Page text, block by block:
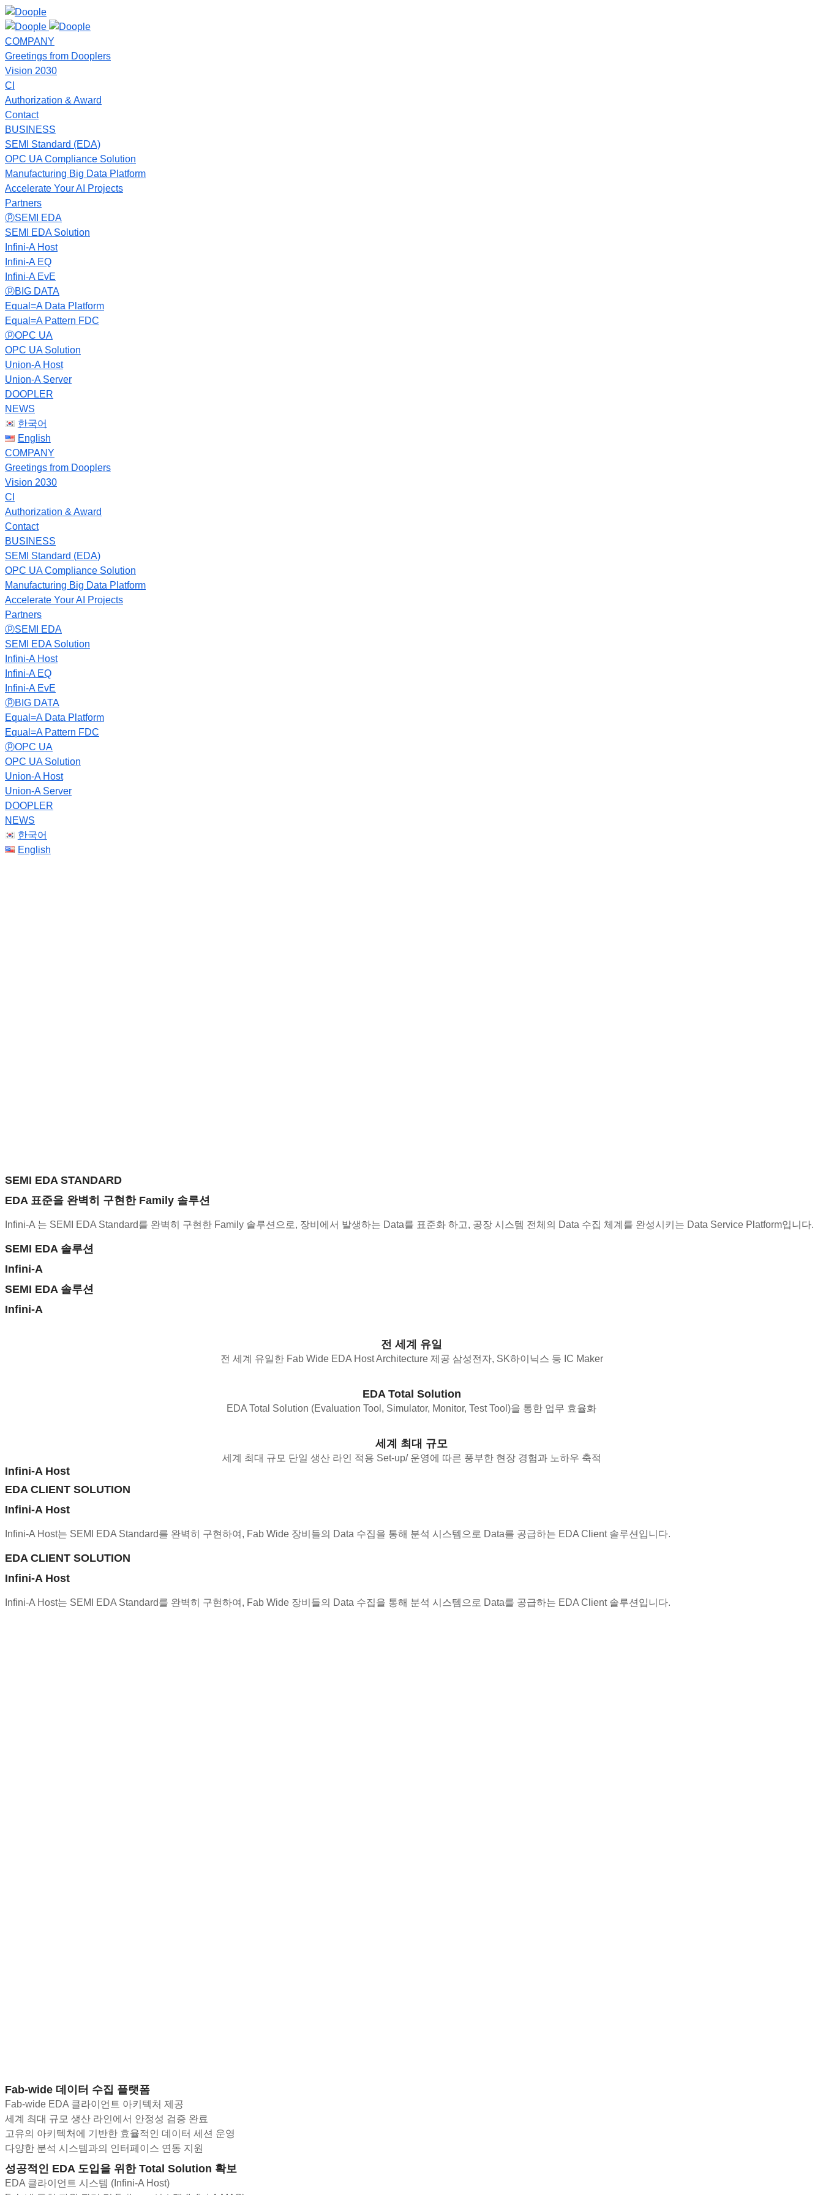
COMPANY
Greetings from Dooplers
Vision 2030
CI
Authorization & Award
Contact
BUSINESS
SEMI Standard (EDA)
OPC UA Compliance Solution
Manufacturing Big Data Platform
Accelerate Your AI Projects
Partners
ⓟSEMI EDA
SEMI EDA Solution
Infini-A Host
Infini-A EQ
Infini-A EvE
ⓟBIG DATA
Equal=A Data Platform
Equal=A Pattern FDC
ⓟOPC UA
OPC UA Solution
Union-A Host
Union-A Server
DOOPLER
NEWS
한국어
English
COMPANY
Greetings from Dooplers
Vision 2030
CI
Authorization & Award
Contact
BUSINESS
SEMI Standard (EDA)
OPC UA Compliance Solution
Manufacturing Big Data Platform
Accelerate Your AI Projects
Partners
ⓟSEMI EDA
SEMI EDA Solution
Infini-A Host
Infini-A EQ
Infini-A EvE
ⓟBIG DATA
Equal=A Data Platform
Equal=A Pattern FDC
ⓟOPC UA
OPC UA Solution
Union-A Host
Union-A Server
DOOPLER
NEWS
한국어
English
SEMI EDA STANDARD
EDA 표준을 완벽히 구현한 Family 솔루션
Infini-A 는 SEMI EDA Standard를 완벽히 구현한 Family 솔루션으로, 장비에서 발생하는 Data를 표준화 하고, 공장 시스템 전체의 Data 수집 체계를 완성시키는 Data Service Platform입니다.
SEMI EDA 솔루션
Infini-A
SEMI EDA 솔루션
Infini-A
전 세계 유일
전 세계 유일한 Fab Wide EDA Host Architecture 제공 삼성전자, SK하이닉스 등 IC Maker
EDA Total Solution
EDA Total Solution (Evaluation Tool, Simulator, Monitor, Test Tool)을 통한 업무 효율화
세계 최대 규모
세계 최대 규모 단일 생산 라인 적용 Set-up/ 운영에 따른 풍부한 현장 경험과 노하우 축적
Infini-A Host
EDA CLIENT SOLUTION
Infini-A Host
Infini-A Host는 SEMI EDA Standard를 완벽히 구현하여, Fab Wide 장비들의 Data 수집을 통해 분석 시스템으로 Data를 공급하는 EDA Client 솔루션입니다.
EDA CLIENT SOLUTION
Infini-A Host
Infini-A Host는 SEMI EDA Standard를 완벽히 구현하여, Fab Wide 장비들의 Data 수집을 통해 분석 시스템으로 Data를 공급하는 EDA Client 솔루션입니다.
Fab-wide 데이터 수집 플랫폼
Fab-wide EDA 클라이언트 아키텍처 제공
세계 최대 규모 생산 라인에서 안정성 검증 완료
고유의 아키텍처에 기반한 효율적인 데이터 세션 운영
다양한 분석 시스템과의 인터페이스 연동 지원
성공적인 EDA 도입을 위한 Total Solution 확보
EDA 클라이언트 시스템 (Infini-A Host)